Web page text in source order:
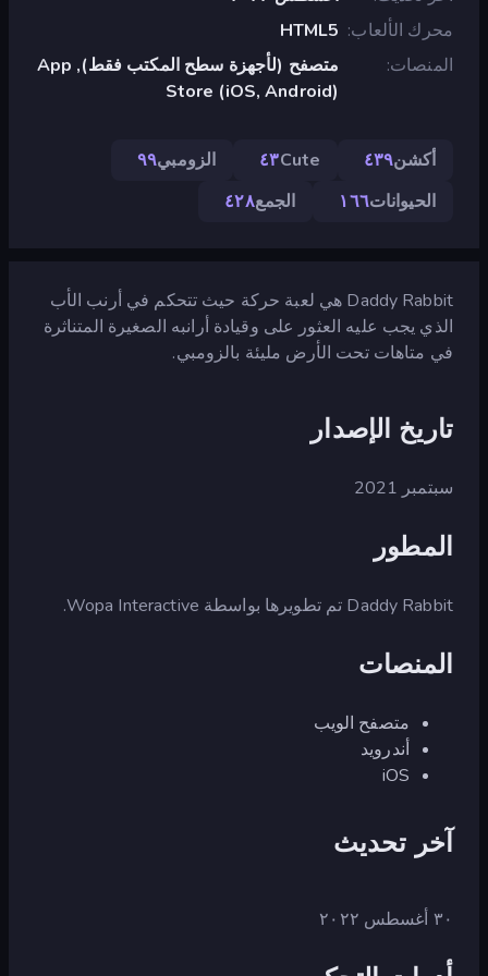
محرك الألعاب HTML5
المنصات
متصفح (لأجهزة سطح المكتب فقط), App
Store (iOS, Android)
أكشن٤٣٩ Cute٤٣ الزومبي٩٩
الحيوانات١٦٦ الجمع٤٢٨
Daddy Rabbit هي لعبة حركة حيث تتحكم في أرنب الأب
الذي يجب عليه العثور على وقيادة أرانبه الصغيرة المتناثرة
في متاهات تحت الأرض مليئة بالزومبي.
تاريخ الإصدار
سبتمبر 2021
المطور
Daddy Rabbit تم تطويرها بواسطة Wopa Interactive.
المنصات
متصفح الويب
أندرويد
iOS
آخر تحديث
٣٠ أغسطس ٢٠٢٢